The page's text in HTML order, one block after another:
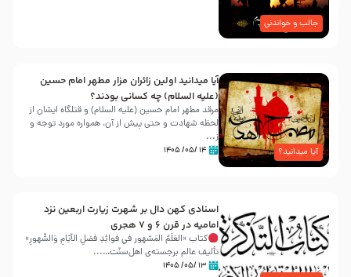
جالب و خواندنی
آیا میدانید؟
آیا میدانید اولین زائران مزار مطهر امام حسین
(علیه السلام) چه کسانی بودند؟
مرقد مطهر امام حسین (علیه السلام) و قتلگاه ایشان از
لحظه شهادت و حتی پیش از آن، همواره مورد توجه و
ز...
۱۴ /۰۵/ ۱۴۰۵
اسنادی کهن دال بر شهرت زیارت اربعین نزد
امامیه در قرن ۶ و ۷ هجری
کتاب «العَلَمُ المَشهور في فَوائِدِ فَضلِ الأيّامِ وَالشُّهورِ»
تألیف عالم برجسته‌ی اهل‌سنّت…...
۱۳ /۰۵/ ۱۴۰۵